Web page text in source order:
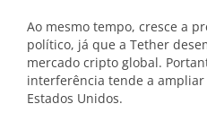
Ao mesmo tempo, cresce a
político, já que a Tether
mercado cripto global.
interferência tende a
Estados Unidos.